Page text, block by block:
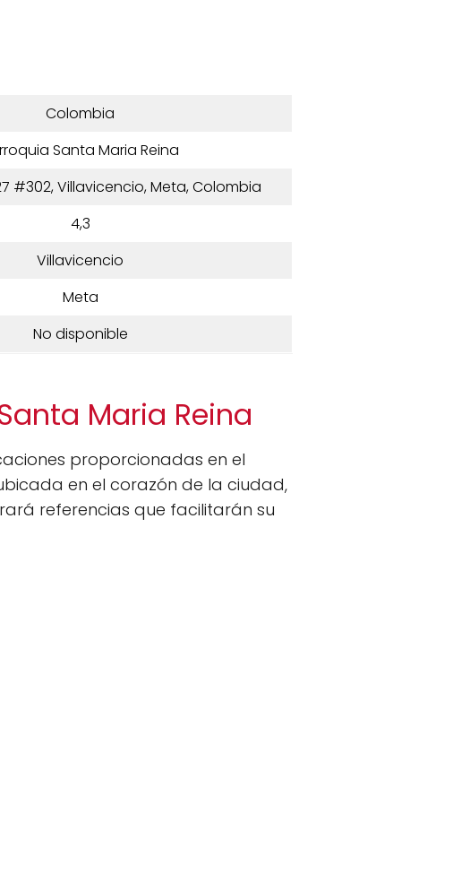
Colombia
Santa Maria Reina
#302, Villavicencio, Meta, Colombia
4,3
Villavicencio
Meta
No disponible
Maria Reina
proporcionadas en el
en el corazón de la ciudad,
referencias que facilitarán su